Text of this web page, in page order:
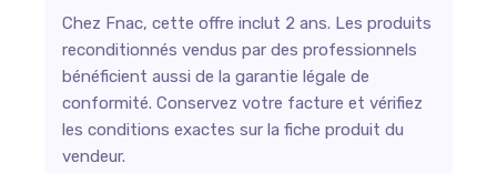
Chez Fnac, cette offre inclut 2 ans. Les produits
reconditionnés vendus par des professionnels
bénéficient aussi de la garantie légale de
conformité. Conservez votre facture et vérifiez
les conditions exactes sur la fiche produit du
vendeur.